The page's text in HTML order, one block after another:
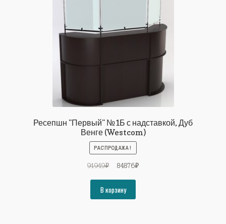
Ресепшн "Первый" №1Б с надставкой, Дуб
Венге (Westcom)
РАСПРОДАЖА!
91949₽
Первоначальная
составляла
91949₽.
84876₽Текущая
В корзину